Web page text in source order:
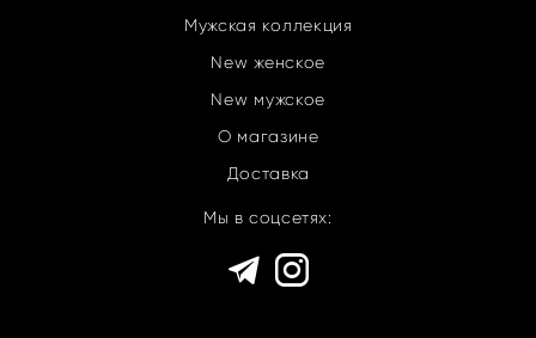
Мужская коллекция
New женское
New мужское
О магазине
Доставка
Мы в соцсетях: